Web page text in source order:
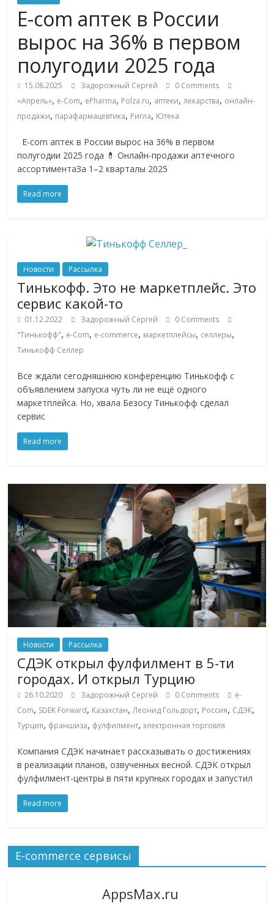
Commerce,
омниканальном
ритейле,
логистике,
технологиях,
соцсетях
торговле,
сервисах
для
Commerce,
ритейле,
логистике,
соцсетях.
Нам
важно,
как
знать
как
меняет
людей
и
обсудить
эти
изменения
с
читателем.
E-com аптек в России
вырос на 36% в первом
полугодии 2025 года
15.08.2025 Задорожный Сергей
0 Comments
«Апрель», e-Com, ePharma, Polza.ru, аптеки,лекарства, онлайн-
продажи, парафармацевтика, Ригла, Ютека
E-com аптек в России вырос на 36% в первом
полугодии 2025 года 💊 Онлайн-продажи аптечного
ассортиментаЗа 1–2 кварталы 2025
Read more
Новости Рассылка
Тинькофф. Это не маркетплейс. Это
сервис какой-то
01.12.2022 Задорожный Сергей
0 Comments
"Тинькофф", e-Com, e-commerce, маркетплейсы, селлеры,
Тинькофф Селлер
Все ждали сегодняшнюю конференцию Тинькофф с
объявлением запуска чуть ли не ещё одного
маркетплейса. Но, хвала Безосу Тинькофф сделал
сервис
Read more
Новости Рассылка
СДЭК открыл фулфилмент в 5-ти
городах. И открыл Турцию
26.10.2020 Задорожный Сергей 0 Comments
e-
Com, SDEK Forward, Казахстан,Леонид Гольдорт, Россия, СДЭК,
Турция, франшиза, фулфилмент,электронная торговля
Компания СДЭК начинает рассказывать о достижениях
в реализации планов, озвученных весной. СДЭК открыл
фулфилмент-центры в пяти крупных городах и запустил
Read more
E-commerce сервисы
AppsMax.ru